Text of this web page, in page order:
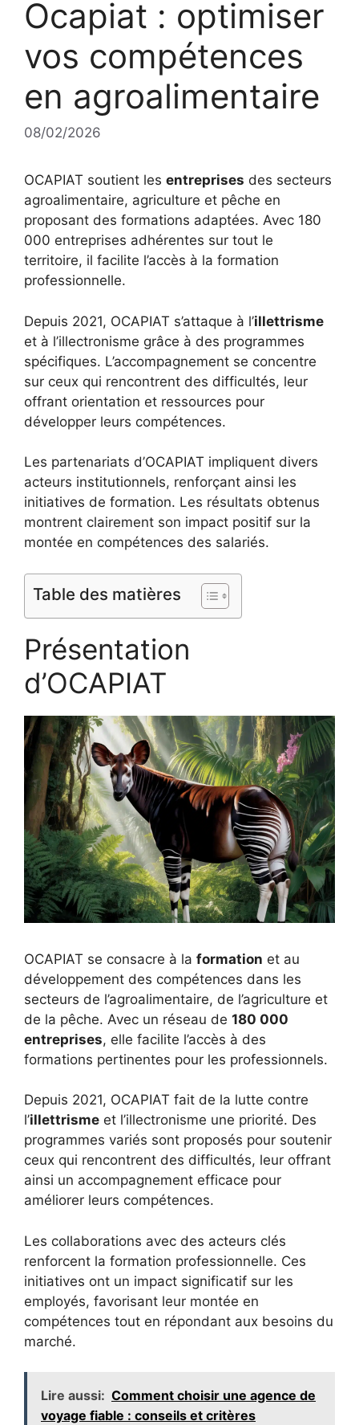
Ocapiat : optimiser
vos compétences
en agroalimentaire
08/02/2026
OCAPIAT soutient les entreprises des secteurs
agroalimentaire, agriculture et pêche en
proposant des formations adaptées. Avec 180
000 entreprises adhérentes sur tout le
territoire, il facilite l’accès à la formation
professionnelle.
Depuis 2021, OCAPIAT s’attaque à l’illettrisme
et à l’illectronisme grâce à des programmes
spécifiques. L’accompagnement se concentre
sur ceux qui rencontrent des difficultés, leur
offrant orientation et ressources pour
développer leurs compétences.
Les partenariats d’OCAPIAT impliquent divers
acteurs institutionnels, renforçant ainsi les
initiatives de formation. Les résultats obtenus
montrent clairement son impact positif sur la
montée en compétences des salariés.
Table des matières
Présentation
d’OCAPIAT
OCAPIAT se consacre à la formation et au
développement des compétences dans les
secteurs de l’agroalimentaire, de l’agriculture et
de la pêche. Avec un réseau de 180 000
entreprises, elle facilite l’accès à des
formations pertinentes pour les professionnels.
Depuis 2021, OCAPIAT fait de la lutte contre
l’illettrisme et l’illectronisme une priorité. Des
programmes variés sont proposés pour soutenir
ceux qui rencontrent des difficultés, leur offrant
ainsi un accompagnement efficace pour
améliorer leurs compétences.
Les collaborations avec des acteurs clés
renforcent la formation professionnelle. Ces
initiatives ont un impact significatif sur les
employés, favorisant leur montée en
compétences tout en répondant aux besoins du
marché.
Lire aussi: Comment choisir une agence de
voyage fiable : conseils et critères